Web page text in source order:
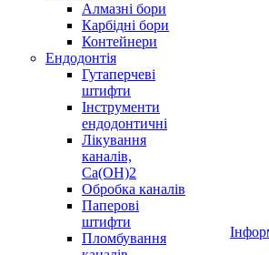
Алмазні бори
Карбідні бори
Контейнери
Ендодонтія
Гутаперчеві
штифти
Інструменти
ендодонтичні
Лікування
каналів,
Ca(OH)2
Обробка каналів
Паперові
штифти
Пломбування